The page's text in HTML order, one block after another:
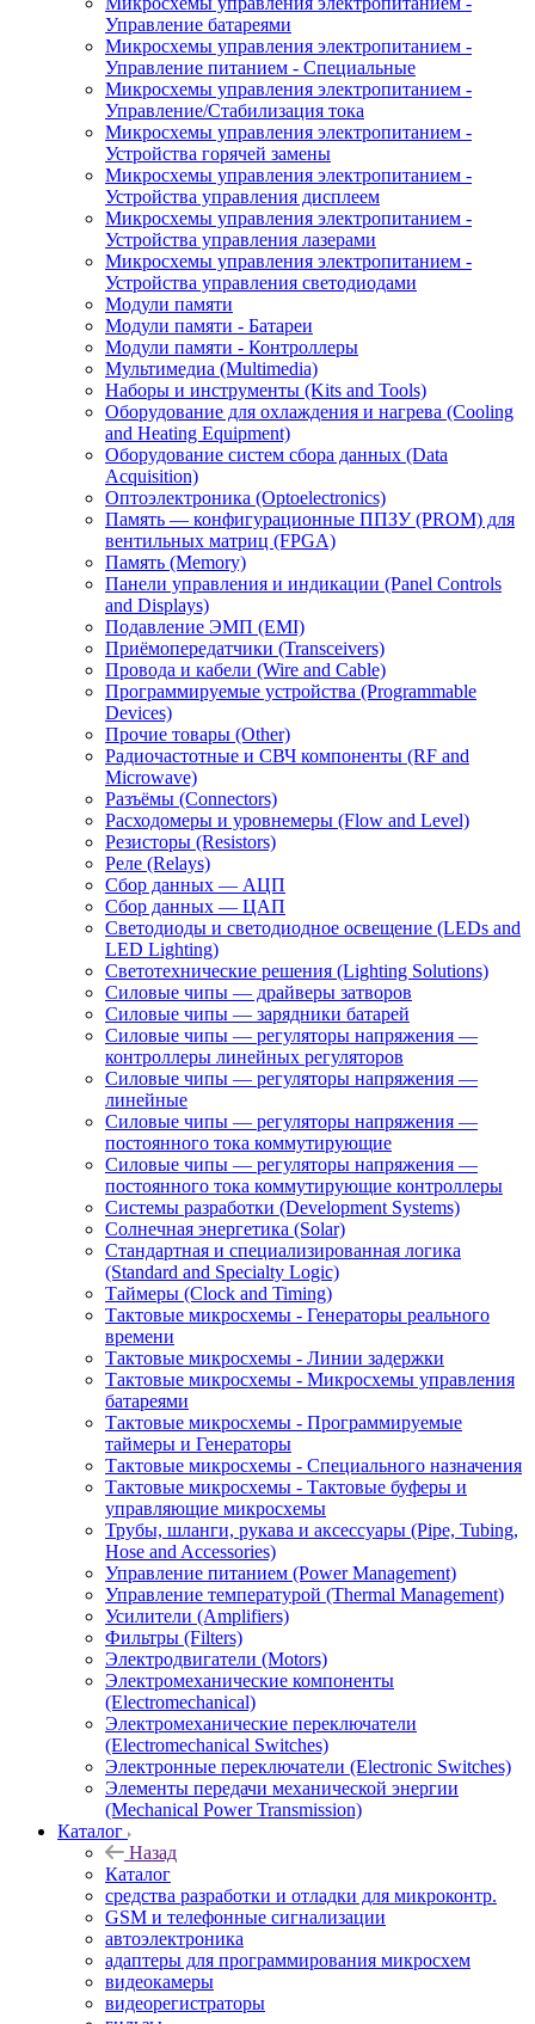
Управление батареями
Микросхемы управления электропитанием -
Управление питанием - Специальные
Микросхемы управления электропитанием -
Управление/Стабилизация тока
Микросхемы управления электропитанием -
Устройства горячей замены
Микросхемы управления электропитанием -
Устройства управления дисплеем
Микросхемы управления электропитанием -
Устройства управления лазерами
Микросхемы управления электропитанием -
Устройства управления светодиодами
Модули памяти
Модули памяти - Батареи
Модули памяти - Контроллеры
Мультимедиа (Multimedia)
Наборы и инструменты (Kits and Tools)
Оборудование для охлаждения и нагрева (Cooling
and Heating Equipment)
Оборудование систем сбора данных (Data
Acquisition)
Оптоэлектроника (Optoelectronics)
Память — конфигурационные ППЗУ (PROM) для
вентильных матриц (FPGA)
Память (Memory)
Панели управления и индикации (Panel Controls
and Displays)
Подавление ЭМП (EMI)
Приёмопередатчики (Transceivers)
Провода и кабели (Wire and Cable)
Программируемые устройства (Programmable
Devices)
Прочие товары (Other)
Радиочастотные и СВЧ компоненты (RF and
Microwave)
Разъёмы (Connectors)
Расходомеры и уровнемеры (Flow and Level)
Резисторы (Resistors)
Реле (Relays)
Сбор данных — АЦП
Сбор данных — ЦАП
Светодиоды и светодиодное освещение (LEDs and
LED Lighting)
Светотехнические решения (Lighting Solutions)
Силовые чипы — драйверы затворов
Силовые чипы — зарядники батарей
Силовые чипы — регуляторы напряжения —
контроллеры линейных регуляторов
Силовые чипы — регуляторы напряжения —
линейные
Силовые чипы — регуляторы напряжения —
постоянного тока коммутирующие
Силовые чипы — регуляторы напряжения —
постоянного тока коммутирующие контроллеры
Системы разработки (Development Systems)
Солнечная энергетика (Solar)
Стандартная и специализированная логика
(Standard and Specialty Logic)
Таймеры (Clock and Timing)
Тактовые микросхемы - Генераторы реального
времени
Тактовые микросхемы - Линии задержки
Тактовые микросхемы - Микросхемы управления
батареями
Тактовые микросхемы - Программируемые
таймеры и Генераторы
Тактовые микросхемы - Специального назначения
Тактовые микросхемы - Тактовые буферы и
управляющие микросхемы
Трубы, шланги, рукава и аксессуары (Pipe, Tubing,
Hose and Accessories)
Управление питанием (Power Management)
Управление температурой (Thermal Management)
Усилители (Amplifiers)
Фильтры (Filters)
Электродвигатели (Motors)
Электромеханические компоненты
(Electromechanical)
Электромеханические переключатели
(Electromechanical Switches)
Электронные переключатели (Electronic Switches)
Элементы передачи механической энергии
(Mechanical Power Transmission)
Каталог
Назад
Каталог
cредства разработки и отладки для микроконтр.
GSM и телефонные сигнализации
автоэлектроника
адаптеры для программирования микросхем
видеокамеры
видеорегистраторы